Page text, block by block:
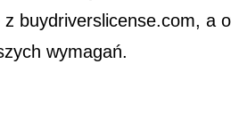
buydriverslicense.com, a
wymagań.